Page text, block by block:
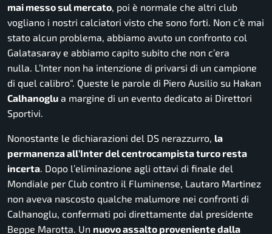
mai messo sul mercato, poi è normale che altri club
vogliano i nostri calciatori visto che sono forti. Non c’è mai
stato alcun problema, abbiamo avuto un confronto col
Galatasaray e abbiamo capito subito che non c’era
nulla. L’Inter non ha intenzione di privarsi di un campione
di quel calibro“. Queste le parole di Piero Ausilio su Hakan
Calhanoglu a margine di un evento dedicato ai Direttori
Sportivi.
Nonostante le dichiarazioni del DS nerazzurro, la
permanenza all’Inter del centrocampista turco resta
incerta. Dopo l’eliminazione agli ottavi di finale del
Mondiale per Club contro il Fluminense, Lautaro Martinez
non aveva nascosto qualche malumore nei confronti di
Calhanoglu, confermati poi direttamente dal presidente
Beppe Marotta. Un nuovo assalto proveniente dalla